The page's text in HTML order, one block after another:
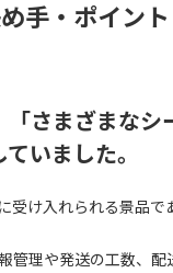
手・ポイント
「さまざまなシ
いました。
受け入れられる景品で
管理や発送の工数、配